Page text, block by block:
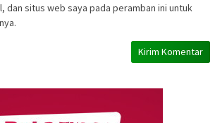
dan situs web saya pada peramban ini untuk